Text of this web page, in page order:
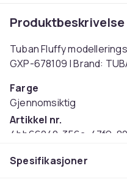
Produktbeskrivelse
Tuban Fluffy
GXP-678109 | Brand:
Farge
Gjennomsiktig
Artikkel nr.
4bb66240-356a-47f9-
Spesifikasjoner